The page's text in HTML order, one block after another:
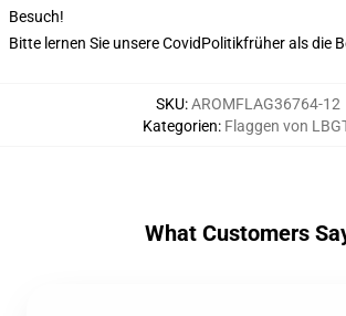
Besuch!
Bitte lernen Sie unsere CovidPolitikfrüher als die
SKU:AROMFLAG36764-12
Kategorien: Flaggen von
What Customers